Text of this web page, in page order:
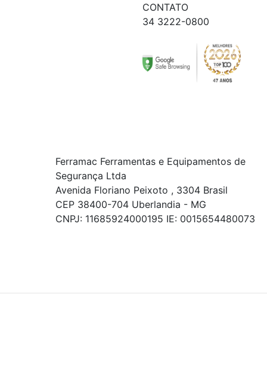
CONTATO
34 3222-0800
Ferramac Ferramentas e Equipamentos de
Segurança Ltda
Avenida Floriano Peixoto , 3304 Brasil
CEP 38400-704 Uberlandia - MG
CNPJ: 11685924000195 IE: 0015654480073